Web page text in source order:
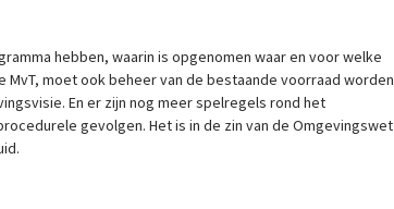
hebben, waarin is opgenomen waar en voor welke
moet ook beheer van de bestaande voorraad worden
En er zijn nog meer spelregels rond het
gevolgen. Het is in de zin van de Omgevingswet